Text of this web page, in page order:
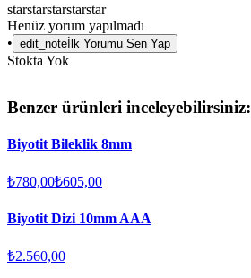
starstarstarstarstar
Henüz yorum yapılmadı
• edit_note İlk Yorumu Sen Yap
Stokta Yok
Benzer ürünleri inceleyebilirsiniz:
Biyotit Bileklik 8mm
₺780,00₺605,00
Biyotit Dizi 10mm AAA
₺2.560,00